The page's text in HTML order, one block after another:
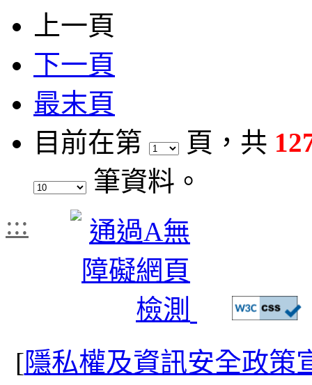
上一頁
下一頁
最末頁
目前在第
頁 ，共
筆資料。
:::
[隱私權及資訊安全政策